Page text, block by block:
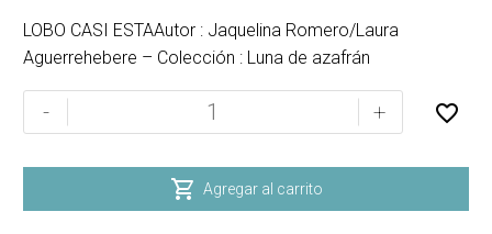
LOBO CASI ESTAAutor : Jaquelina Romero/Laura
Aguerrehebere – Colección : Luna de azafrán
-
CASI
+
 Agregar al carrito